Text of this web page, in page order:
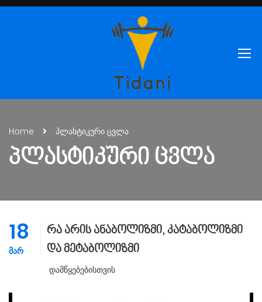
Home პლასტიკური ცვლა
ᲞᲚᲐᲡᲢᲘᲙᲣᲠᲘ ᲪᲕᲚᲐ
18
ᲛᲐᲠ
რა არის ანაბოლიზმი, კატაბოლიზმი
და მეტაბოლიზმი
Დამწყებებისთვის